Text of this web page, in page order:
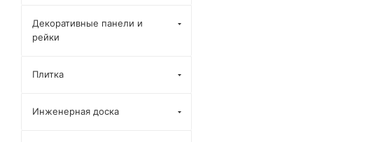
Декоративные панели и
рейки
Плитка
Инженерная доска